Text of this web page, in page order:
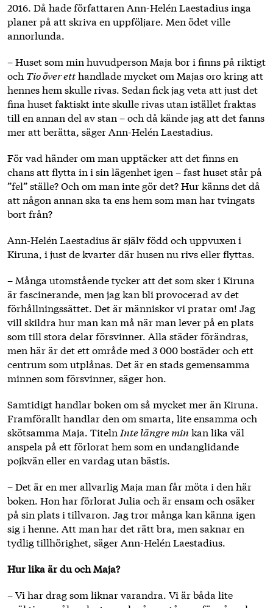
2016. Då hade författaren Ann-Helén Laestadius inga
planer på att skriva en uppföljare. Men ödet ville
annorlunda.
– Huset som min huvudperson Maja bor i finns på riktigt
och Tio över etthandlade mycket om Majas oro kring att
hennes hem skulle rivas. Sedan fick jag veta att just det
fina huset faktiskt inte skulle rivas utan istället fraktas
till en annan del av stan – och då kände jag att det fanns
mer att berätta, säger Ann-Helén Laestadius.
För vad händer om man upptäcker att det finns en
chans att flytta in i sin lägenhet igen – fast huset står på
”fel” ställe? Och om man inte gör det? Hur känns det då
att någon annan ska ta ens hem som man har tvingats
bort från?
Ann-Helén Laestadius är själv född och uppvuxen i
Kiruna, i just de kvarter där husen nu rivs eller flyttas.
– Många utomstående tycker att det som sker i Kiruna
är fascinerande, men jag kan bli provocerad av det
förhållningssättet. Det är människor vi pratar om! Jag
vill skildra hur man kan må när man lever på en plats
som till stora delar försvinner. Alla städer förändras,
men här är det ett område med 3 000 bostäder och ett
centrum som utplånas. Det är en stads gemensamma
minnen som försvinner, säger hon.
Samtidigt handlar boken om så mycket mer än Kiruna.
Framförallt handlar den om smarta, lite ensamma och
skötsamma Maja. Titeln Inte längre min kan lika väl
anspela på ett förlorat hem som en undanglidande
pojkvän eller en vardag utan bästis.
– Det är en mer allvarlig Maja man får möta i den här
boken. Hon har förlorat Julia och är ensam och osäker
på sin plats i tillvaron. Jag tror många kan känna igen
sig i henne. Att man har det rätt bra, men saknar en
tydlig tillhörighet, säger Ann-Helén Laestadius.
Hur lika är du och Maja?
– Vi har drag som liknar varandra. Vi är båda lite